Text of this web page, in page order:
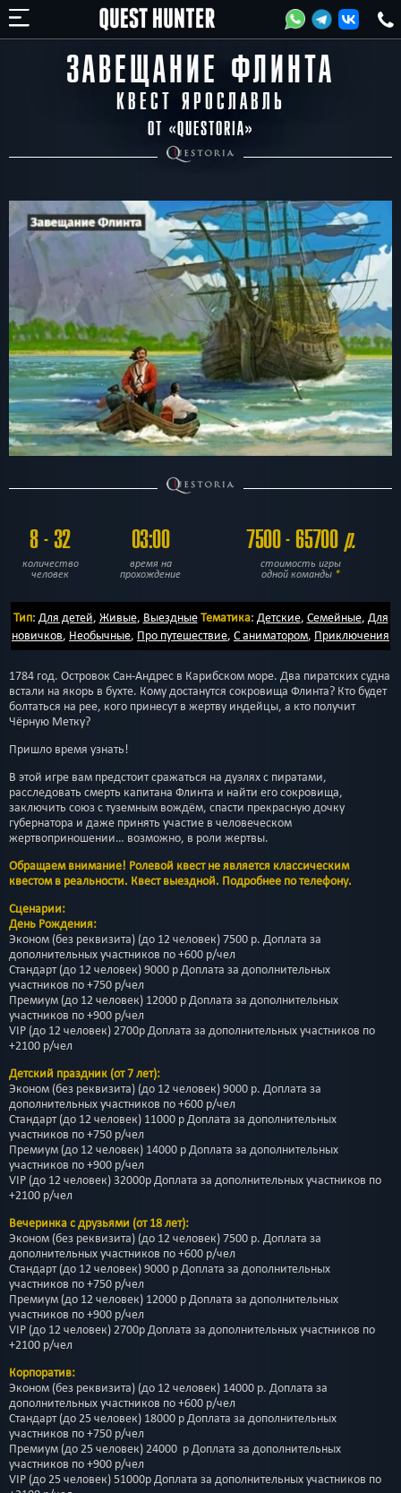
ЗАВЕЩАНИЕ ФЛИНТА
КВЕСТ ЯРОСЛАВЛЬ
ОТ «QUESTORIA»
8 - 32
количество
человек
03:00
время на
прохождение
7500 - 65700 р.
стоимость игры
одной команды *
Тип: Для детей, Живые, ВыездныеТематика: Детские, Семейные, Для
новичков, Необычные, Про путешествие, С аниматором, Приключения
1784 год. Островок Сан-Андрес в Карибском море. Два пиратских судна
встали на якорь в бухте. Кому достанутся сокровища Флинта? Кто будет
болтаться на рее, кого принесут в жертву индейцы, а кто получит
Чёрную Метку?
Пришло время узнать!
В этой игре вам предстоит сражаться на дуэлях с пиратами,
расследовать смерть капитана Флинта и найти его сокровища,
заключить союз с туземным вождём, спасти прекрасную дочку
губернатора и даже принять участие в человеческом
жертвоприношении… возможно, в роли жертвы.
Обращаем внимание! Ролевой квест не является классическим
квестом в реальности. Квест выездной. Подробнее по телефону.
Сценарии:
День Рождения:
Эконом (без реквизита) (до 12 человек) 7500 р. Доплата за
дополнительных участников по +600 р/чел
Стандарт (до 12 человек) 9000 р Доплата за дополнительных
участников по +750 р/чел
Премиум (до 12 человек) 12000 р Доплата за дополнительных
участников по +900 р/чел
VIP (до 12 человек) 2700р Доплата за дополнительных участников по
+2100 р/чел
Детский праздник (от 7 лет):
Эконом (без реквизита) (до 12 человек) 9000 р. Доплата за
дополнительных участников по +600 р/чел
Стандарт (до 12 человек) 11000 р Доплата за дополнительных
участников по +750 р/чел
Премиум (до 12 человек) 14000 р Доплата за дополнительных
участников по +900 р/чел
VIP (до 12 человек) 32000р Доплата за дополнительных участников по
+2100 р/чел
Вечеринка с друзьями (от 18 лет):
Эконом (без реквизита) (до 12 человек) 7500 р. Доплата за
дополнительных участников по +600 р/чел
Стандарт (до 12 человек) 9000 р Доплата за дополнительных
участников по +750 р/чел
Премиум (до 12 человек) 12000 р Доплата за дополнительных
участников по +900 р/чел
VIP (до 12 человек) 2700р Доплата за дополнительных участников по
+2100 р/чел
Корпоратив:
Эконом (без реквизита) (до 12 человек) 14000 р. Доплата за
дополнительных участников по +600 р/чел
Стандарт (до 25 человек) 18000 р Доплата за дополнительных
участников по +750 р/чел
Премиум (до 25 человек) 24000 р Доплата за дополнительных
участников по +900 р/чел
VIP (до 25 человек) 51000р Доплата за дополнительных участников по